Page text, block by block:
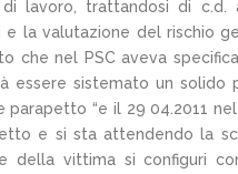
lavoro, trattandosi di c.d.
e la valutazione del rischio
che nel PSC aveva
essere sistemato un solido
parapetto “e il 29 04.2011
e si sta attendendo la
della vittima si configuri